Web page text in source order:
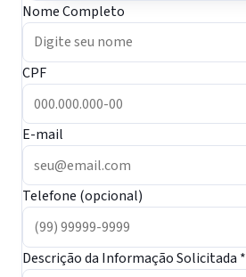
Nome Completo
CPF
E-mail
Telefone (opcional)
Descrição da Informação Solicitada *